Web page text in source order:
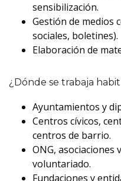
sensibilización.
Gestión de medios
sociales, boletines).
Elaboración de
¿Dónde se trabaja
Ayuntamientos y
Centros cívicos,
centros de barrio.
ONG, asociaciones
voluntariado.
Fundaciones y